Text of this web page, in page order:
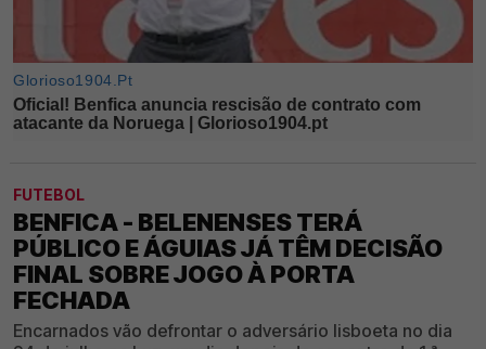
FUTEBOL
BENFICA - BELENENSES TERÁ
PÚBLICO E ÁGUIAS JÁ TÊM DECISÃO
FINAL SOBRE JOGO À PORTA
FECHADA
Encarnados vão defrontar o adversário lisboeta no dia